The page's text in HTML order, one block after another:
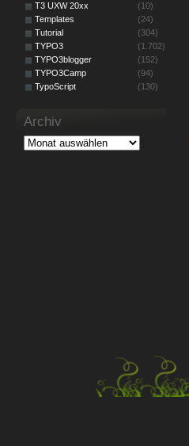
T3 UXW 20xx
(10)
Templates
(24)
Tutorial
(304)
TYPO3
(1.702)
TYPO3blogger
(152)
TYPO3Camp
(94)
TypoScript
(130)
Archiv